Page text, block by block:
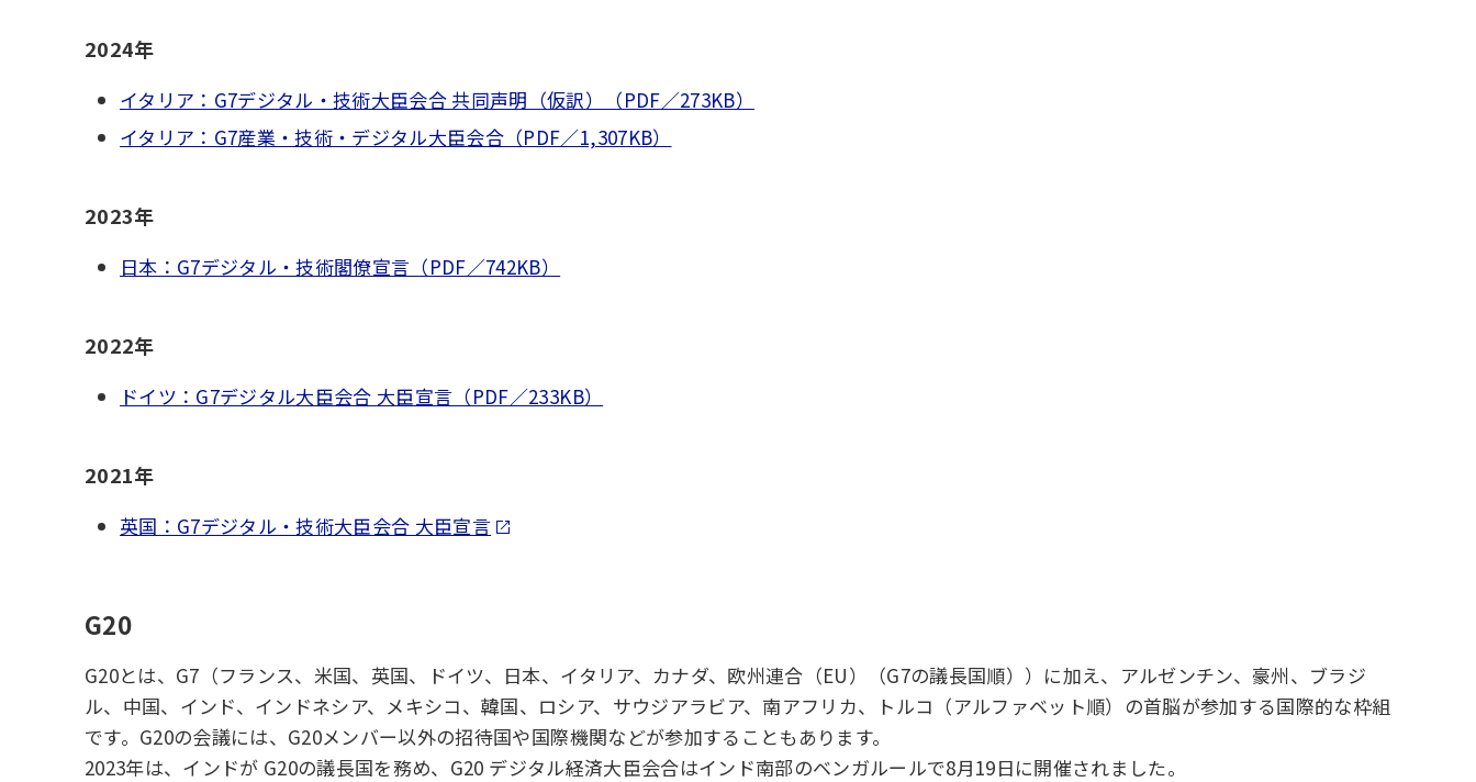
2024年
イタリア：G7デジタル・技術大臣会合 共同声明（仮訳）（PDF／273KB）
イタリア：G7産業・技術・デジタル大臣会合（PDF／1,307KB）
2023年
日本：G7デジタル・技術閣僚宣言（PDF／742KB）
2022年
ドイツ：G7デジタル大臣会合 大臣宣言（PDF／233KB）
2021年
英国：G7デジタル・技術大臣会合 大臣宣言
G20
G20とは、G7（フランス、米国、英国、ドイツ、日本、イタリア、カナダ、欧州連合（EU）（G7の議長国順））に加え、アルゼンチン、豪州、ブラジ
ル、中国、インド、インドネシア、メキシコ、韓国、ロシア、サウジアラビア、南アフリカ、トルコ（アルファベット順）の首脳が参加する国際的な枠組
です。G20の会議には、G20メンバー以外の招待国や国際機関などが参加することもあります。
2023年は、インドが G20の議長国を務め、G20 デジタル経済大臣会合はインド南部のベンガルールで8月19日に開催されました。